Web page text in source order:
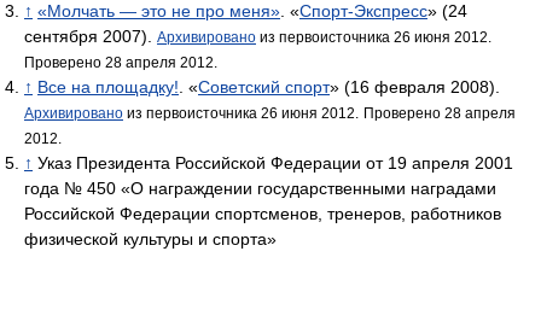
↑ «Молчать — это не про меня». «Спорт-Экспресс» (24
сентября 2007). Архивировано из первоисточника 26 июня 2012.
Проверено 28 апреля 2012.
↑ Все на площадку!. «Советский спорт» (16 февраля 2008).
Архивировано из первоисточника 26 июня 2012.
Проверено 28 апреля
2012.
↑ Указ Президента Российской Федерации от 19 апреля 2001
года № 450 «О награждении государственными наградами
Российской Федерации спортсменов, тренеров, работников
физической культуры и спорта»